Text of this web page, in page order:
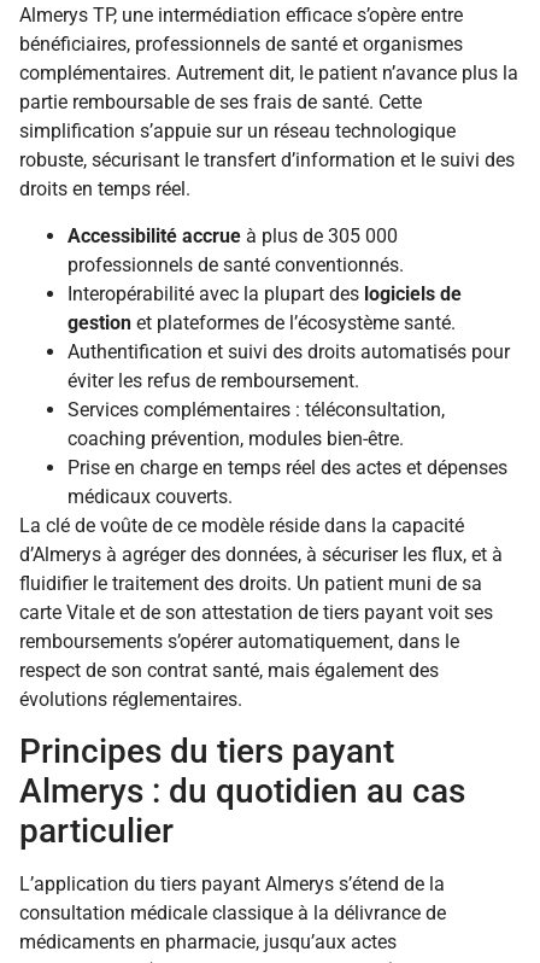
Almerys TP, une intermédiation efficace s’opère entre
bénéficiaires, professionnels de santé et organismes
complémentaires. Autrement dit, le patient n’avance plus la
partie remboursable de ses frais de santé. Cette
simplification s’appuie sur un réseau technologique
robuste, sécurisant le transfert d’information et le suivi des
droits en temps réel.
Accessibilité accrue à plus de 305 000
professionnels de santé conventionnés.
Interopérabilité avec la plupart des logiciels de
gestion et plateformes de l’écosystème santé.
Authentification et suivi des droits automatisés pour
éviter les refus de remboursement.
Services complémentaires : téléconsultation,
coaching prévention, modules bien-être.
Prise en charge en temps réel des actes et dépenses
médicaux couverts.
La clé de voûte de ce modèle réside dans la capacité
d’Almerys à agréger des données, à sécuriser les flux, et à
fluidifier le traitement des droits. Un patient muni de sa
carte Vitale et de son attestation de tiers payant voit ses
remboursements s’opérer automatiquement, dans le
respect de son contrat santé, mais également des
évolutions réglementaires.
Principes du tiers payant
Almerys : du quotidien au cas
particulier
L’application du tiers payant Almerys s’étend de la
consultation médicale classique à la délivrance de
médicaments en pharmacie, jusqu’aux actes